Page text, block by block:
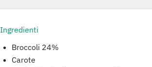
Ingredienti
Broccoli 24%
Carote